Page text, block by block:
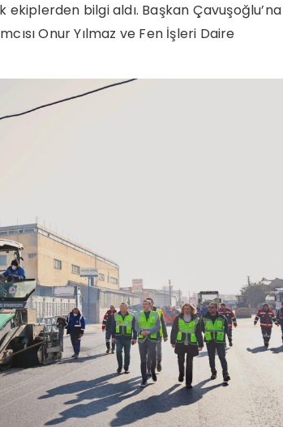
bilgi aldı. Başkan Çavuşoğlu’na
Onur Yılmaz ve Fen İşleri Daire